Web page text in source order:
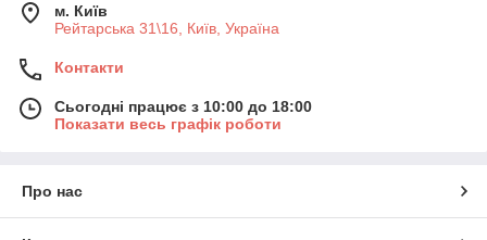
м. Київ
Рейтарська 31\16, Київ, Україна
Контакти
Сьогодні працює з 10:00 до 18:00
Показати весь графік роботи
Про нас